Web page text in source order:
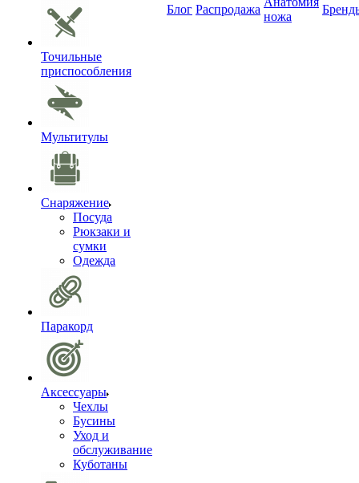
Точильные
приспособления
Мультитулы
Снаряжение
Посуда
Рюкзаки и
сумки
Одежда
Паракорд
Аксессуары
Чехлы
Бусины
Уход и
обслуживание
Куботаны
Блог Распродажа
ножа